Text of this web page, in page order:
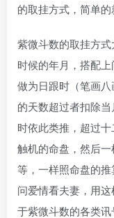
的取挂方式，简单的
紫微斗数的取挂方
时候的年月，搭配
做为日跟时（笔画
的天数超过者扣除
时依此类推，超过
触机的命盘，然后
等，一样照命盘的
问爱情看夫妻，用
于紫微斗数的各类